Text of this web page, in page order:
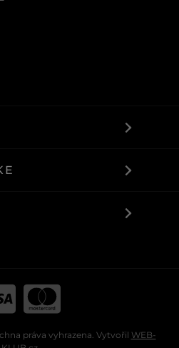
práva vyhrazena. Vytvořil WEB-